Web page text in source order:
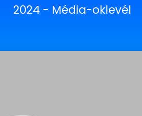
2024 - Média-oklevél